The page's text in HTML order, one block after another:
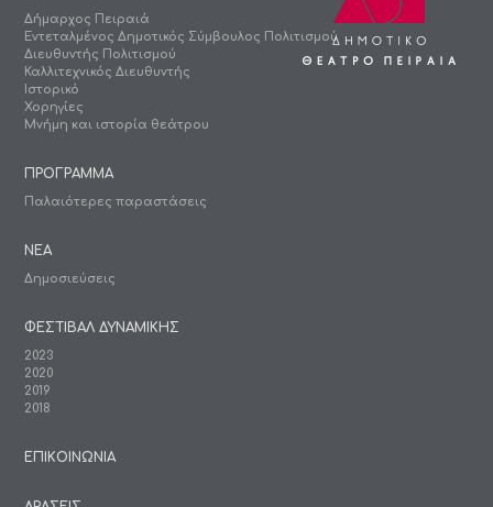
Δήμαρχος Πειραιά
Εντεταλμένος Δημοτικός Σύμβουλος Πολιτισμού
Διευθυντής Πολιτισμού
Καλλιτεχνικός Διευθυντής
Ιστορικό
Χορηγίες
Μνήμη και ιστορία θεάτρου
ΠΡΟΓΡΑΜΜΑ
Παλαιότερες παραστάσεις
ΝΕΑ
Δημοσιεύσεις
ΦΕΣΤΙΒΑΛ ΔΥΝΑΜΙΚΗΣ
2023
2020
2019
2018
ΕΠΙΚΟΙΝΩΝΙΑ